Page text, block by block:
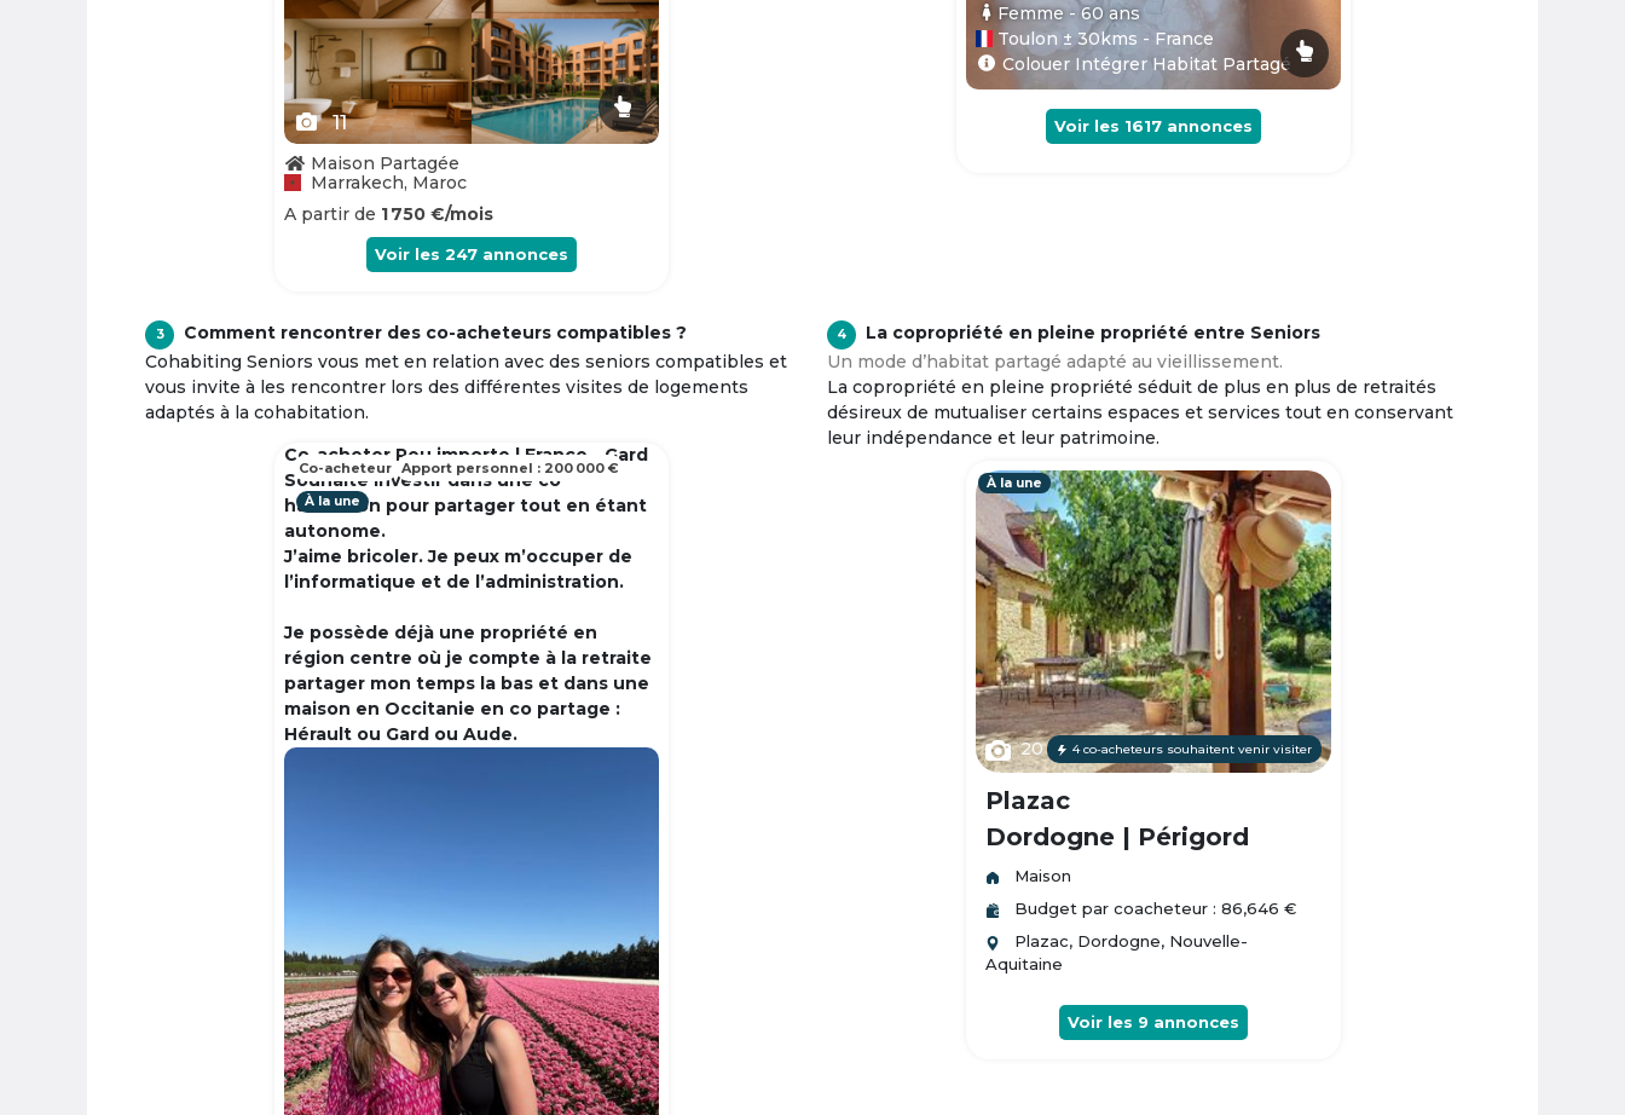
11
Maison Partagée
Marrakech, Maroc
A partir de 1 750 €/mois
Voir les 247 annonces
Femme - 60ans
Toulon ± 30kms - France
Colouer Intégrer Habitat Partagé
Voir les 1617 annonces
3
Comment rencontrer des co-acheteurs compatibles ?
Cohabiting Seniors vous met en relation avec des seniors compatibles et
vous invite à les rencontrer lors des différentes visites de logements
adaptés à la cohabitation.
Co-acheter Peu importe | France - Gard
Souhaite investir dans une co
habitation pour partager tout en étant
autonome.
J’aime bricoler. Je peux m’occuper de
l’informatique et de l’administration.
Je possède déjà une propriété en
région centre où je compte à la retraite
partager mon temps la bas et dans une
maison en Occitanie en co partage :
Hérault ou Gard ou Aude.
À la une
Co-acheteur Apport personnel : 200 000 €
4
La copropriété en pleine propriété entre Seniors
Un mode d’habitat partagé adapté au vieillissement.
La copropriété en pleine propriété séduit de plus en plus de retraités
désireux de mutualiser certains espaces et services tout en conservant
leur indépendance et leur patrimoine.
À la une
20 4 co-acheteurs souhaitent venir visiter
Plazac
Dordogne | Périgord
Maison
Budget par coacheteur : 86,646 €
Plazac, Dordogne, Nouvelle-
Aquitaine
Voir les 9 annonces